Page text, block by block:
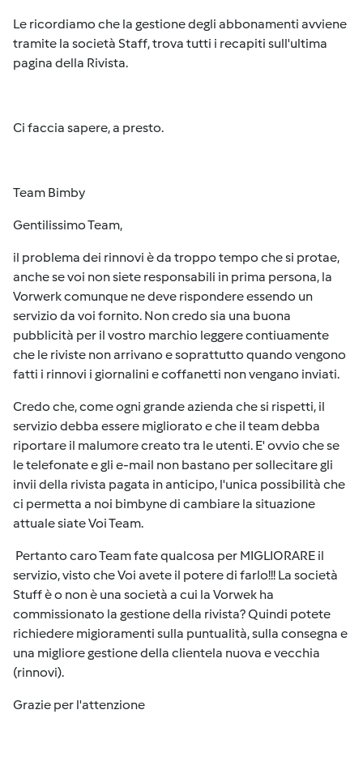
Le ricordiamo che la gestione degli abbonamenti avviene
tramite la società Staff, trova tutti i recapiti sull'ultima
pagina della Rivista.
Ci faccia sapere, a presto.
Team Bimby
Gentilissimo Team,
il problema dei rinnovi è da troppo tempo che si protae,
anche se voi non siete responsabili in prima persona, la
Vorwerk comunque ne deve rispondere essendo un
servizio da voi fornito. Non credo sia una buona
pubblicità per il vostro marchio leggere contiuamente
che le riviste non arrivano e soprattutto quando vengono
fatti i rinnovi i giornalini e coffanetti non vengano inviati.
Credo che, come ogni grande azienda che si rispetti, il
servizio debba essere migliorato e che il team debba
riportare il malumore creato tra le utenti. E' ovvio che se
le telefonate e gli e-mail non bastano per sollecitare gli
invii della rivista pagata in anticipo, l'unica possibilità che
ci permetta a noi bimbyne di cambiare la situazione
attuale siate Voi Team.
Pertanto caro Team fate qualcosa per MIGLIORARE il
servizio, visto che Voi avete il potere di farlo!!! La società
Stuff è o non è una società a cui la Vorwek ha
commissionato la gestione della rivista? Quindi potete
richiedere migioramenti sulla puntualità, sulla consegna e
una migliore gestione della clientela nuova e vecchia
(rinnovi).
Grazie per l'attenzione